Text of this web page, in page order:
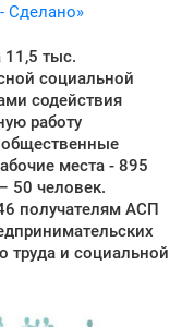
Сделано»
11,5 тыс.
социальной
содействия
работу
общественные
места - 895
50 человек.
получателям АСП
труда и социальной